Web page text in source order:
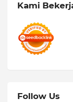
Kami
Follow Us